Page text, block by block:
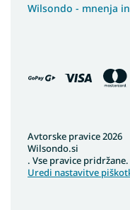
Wilsondo - mnenja
Avtorske pravice 2026
Wilsondo.si
. Vse pravice pridržane.
Uredi nastavitve